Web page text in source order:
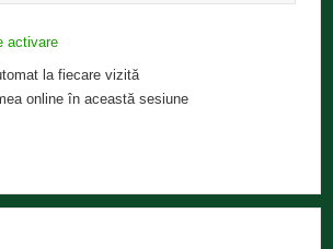
activare
la fiecare vizită
online în această sesiune